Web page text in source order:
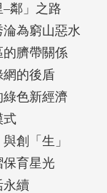
鄰」之路
為窮山惡水
臍帶關係
網的後盾
色新經濟
式
創「生」
育星光
永續